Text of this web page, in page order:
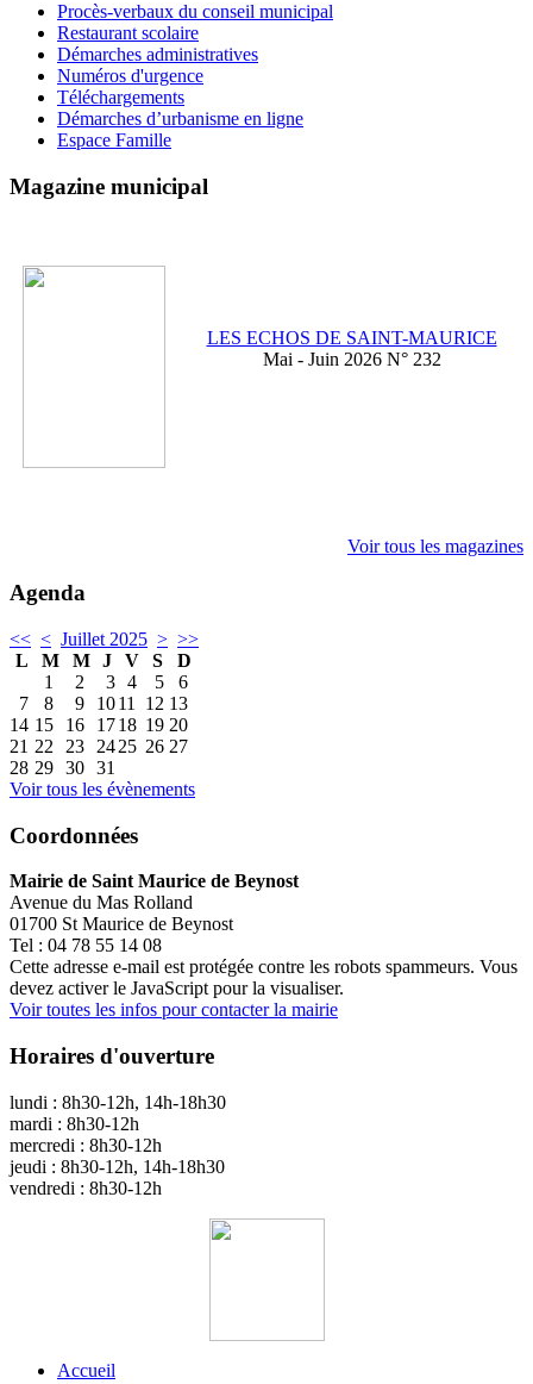
Procès-verbaux du conseil municipal
Restaurant scolaire
Démarches administratives
Numéros d'urgence
Téléchargements
Démarches d’urbanisme en ligne
Espace Famille
Magazine municipal
LES ECHOS DE SAINT-MAURICE
Mai - Juin 2026 N° 232
Voir tous les magazines
Agenda
<< < Juillet 2025 > >>
L
M M J V S
D
1
2 3 4 5
6
7
8 9 1011 12 13
14 15 16 1718 19 20
21 22 23 2425 26 27
28 29 30 31
Voir tous les évènements
Coordonnées
Mairie de Saint Maurice de Beynost
Avenue du Mas Rolland
01700 St Maurice de Beynost
Tel : 04 78 55 14 08
Cette adresse e-mail est protégée contre les robots spammeurs. Vous
devez activer le JavaScript pour la visualiser.
Voir toutes les infos pour contacter la mairie
Horaires d'ouverture
lundi : 8h30-12h, 14h-18h30
mardi : 8h30-12h
mercredi : 8h30-12h
jeudi : 8h30-12h, 14h-18h30
vendredi : 8h30-12h
Accueil